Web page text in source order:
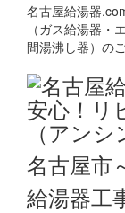
名古屋給湯器
（ガス給湯器
間湯沸し器）の
名古屋市
給湯器工